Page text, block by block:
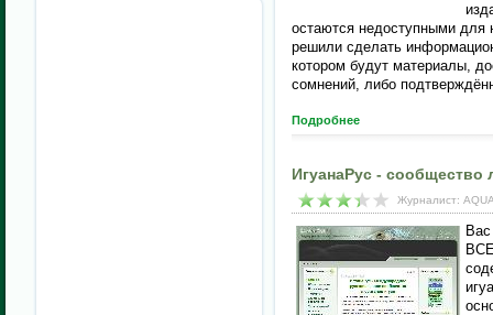
остаются недоступными
решили сделать
котором будут материалы,
сомнений, либо
Подробнее
ИгуанаРус - сообщество
Журналист: